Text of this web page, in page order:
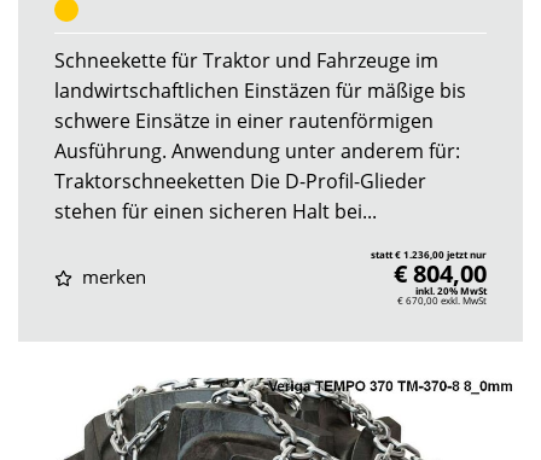
Schneekette für Traktor und Fahrzeuge im
landwirtschaftlichen Einstäzen für mäßige bis
schwere Einsätze in einer rautenförmigen
Ausführung. Anwendung unter anderem für:
Traktorschneeketten Die D-Profil-Glieder
stehen für einen sicheren Halt bei...
merken
statt € 1.236,00 jetzt nur
€ 804,00
inkl. 20% MwSt
€ 670,00exkl. MwSt